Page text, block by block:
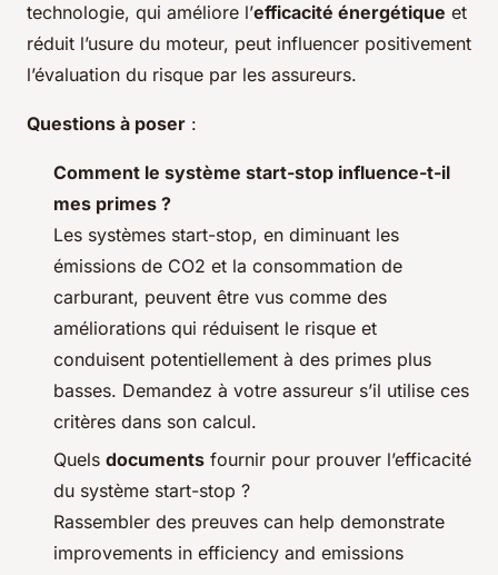
technologie, qui améliore l’efficacité énergétique et
réduit l’usure du moteur, peut influencer positivement
l’évaluation du risque par les assureurs.
Questions à poser :
Comment le système start-stop influence-t-il
mes primes ?
Les systèmes start-stop, en diminuant les
émissions de CO2 et la consommation de
carburant, peuvent être vus comme des
améliorations qui réduisent le risque et
conduisent potentiellement à des primes plus
basses. Demandez à votre assureur s’il utilise ces
critères dans son calcul.
Quels documents fournir pour prouver l’efficacité
du système start-stop ?
Rassembler des preuves can help demonstrate
improvements in efficiency and emissions